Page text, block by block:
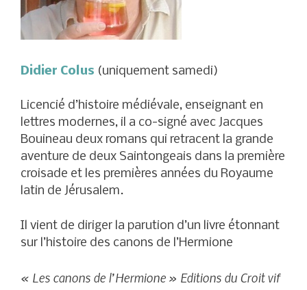
Didier Colus (uniquement samedi)
Licencié d’histoire médiévale, enseignant en
lettres modernes, il a co-signé avec Jacques
Bouineau deux romans qui retracent la grande
aventure de deux Saintongeais dans la première
croisade et les premières années du Royaume
latin de Jérusalem.
Il vient de diriger la parution d’un livre étonnant
sur l’histoire des canons de l’Hermione
« Les canons de l’Hermione » Editions du Croit vif